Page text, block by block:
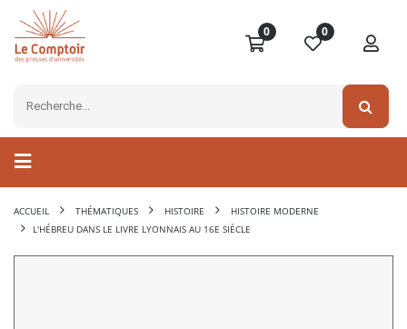
0 0
ACCUEIL THÉMATIQUES HISTOIRE
HISTOIRE MODERNE
L'HÉBREU DANS LE LIVRE LYONNAIS AU 16E SIÈCLE